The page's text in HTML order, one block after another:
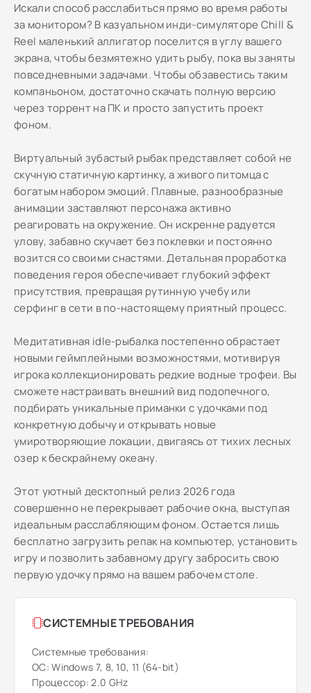
Искали способ расслабиться прямо во время работы
за монитором? В казуальном инди-симуляторе Chill &
Reel маленький аллигатор поселится в углу вашего
экрана, чтобы безмятежно удить рыбу, пока вы заняты
повседневными задачами. Чтобы обзавестись таким
компаньоном, достаточно скачать полную версию
через торрент на ПК и просто запустить проект
фоном.
Виртуальный зубастый рыбак представляет собой не
скучную статичную картинку, а живого питомца с
богатым набором эмоций. Плавные, разнообразные
анимации заставляют персонажа активно
реагировать на окружение. Он искренне радуется
улову, забавно скучает без поклевки и постоянно
возится со своими снастями. Детальная проработка
поведения героя обеспечивает глубокий эффект
присутствия, превращая рутинную учебу или
серфинг в сети в по-настоящему приятный процесс.
Медитативная idle-рыбалка постепенно обрастает
новыми геймплейными возможностями, мотивируя
игрока коллекционировать редкие водные трофеи. Вы
сможете настраивать внешний вид подопечного,
подбирать уникальные приманки с удочками под
конкретную добычу и открывать новые
умиротворяющие локации, двигаясь от тихих лесных
озер к бескрайнему океану.
Этот уютный десктопный релиз 2026 года
совершенно не перекрывает рабочие окна, выступая
идеальным расслабляющим фоном. Остается лишь
бесплатно загрузить репак на компьютер, установить
игру и позволить забавному другу забросить свою
первую удочку прямо на вашем рабочем столе.
СИСТЕМНЫЕ ТРЕБОВАНИЯ
Системные требования:
ОС: Windows 7, 8, 10, 11 (64-bit)
Процессор: 2.0 GHz